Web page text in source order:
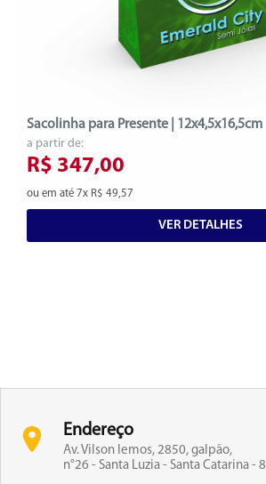
Sacolinha para Presente | 12x4,5x16,5cm
a partir de:
R$ 347,00
ou em até 7x R$ 49,57
VER DETALHES
Endereço
Av. Vilson lemos, 2850, galpão,
n°26 - Santa Luzia - Santa Catarina -